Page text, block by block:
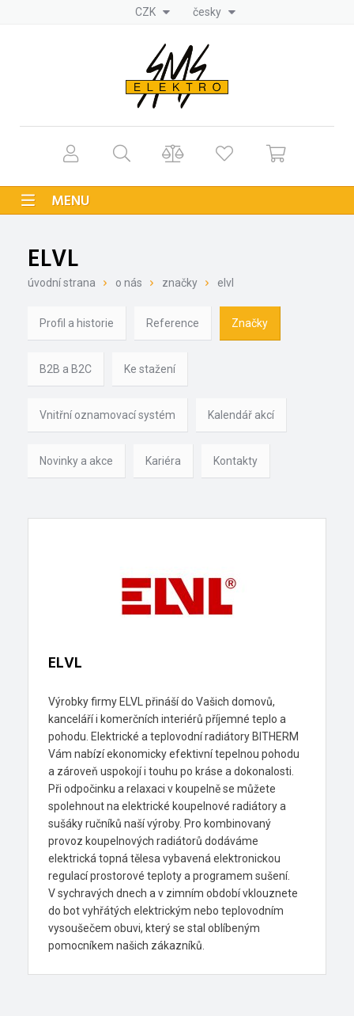
CZK česky
MENU
ELVL
úvodní strana o nás značky elvl
Profil a historie Reference Značky
B2B a B2C Ke stažení
Vnitřní oznamovací systém Kalendář akcí
Novinky a akce Kariéra Kontakty
ELVL
Výrobky firmy ELVL přináší do Vašich domovů,
kanceláří i komerčních interiérů příjemné teplo a
pohodu. Elektrické a teplovodní radiátory BITHERM
Vám nabízí ekonomicky efektivní tepelnou pohodu
a zároveň uspokojí i touhu po kráse a dokonalosti.
Při odpočinku a relaxaci v koupelně se můžete
spolehnout na elektrické koupelnové radiátory a
sušáky ručníků naší výroby. Pro kombinovaný
provoz koupelnových radiátorů dodáváme
elektrická topná tělesa vybavená elektronickou
regulací prostorové teploty a programem sušení.
V sychravých dnech a v zimním období vklouznete
do bot vyhřátých elektrickým nebo teplovodním
vysoušečem obuvi, který se stal oblíbeným
pomocníkem našich zákazníků.